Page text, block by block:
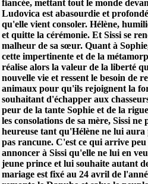
fiancée, mettant tout le monde
Ludovica est abasourdie et
qu'elle vient consoler. Hélène,
et quitte la cérémonie. Et Sissi se
malheur de sa sœur. Quant à
cette impertinente et de la
réalise alors la valeur de la liberté
nouvelle vie et ressent le besoin de
animaux pour qu'ils rejoignent la
souhaitant d'échapper aux
peur de la tante Sophie et de la
les consolations de sa mère, Sissi
heureuse tant qu'Hélène ne lui
pas rancune. C'est ce qui arrive
annoncer à Sissi qu'elle ne lui en
jeune prince et lui souhaite autant
mariage est fixé au 24 avril de